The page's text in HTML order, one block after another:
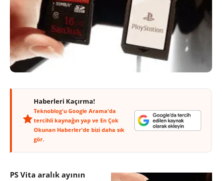
Haberleri Kaçırma!
Teknoblog'u Google Arama'da
tercihli kaynağın yap ve En Çok
Okunan Haberler'de bizi daha sık
gör.
PS Vita aralık ayının